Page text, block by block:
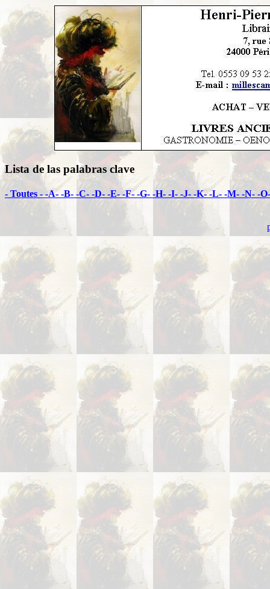
Lista de las palabras clave
- Toutes - -A- -B- -C- -D- -E- -F--G- -H- -I- -J- -K--L- -M- -N- -